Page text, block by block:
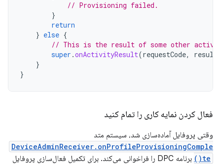
// Provisioning failed.
}
return
} else {
// This is the result of some other
super .onActivityResult(requestCode,
}
}
فعال کردن نمایه کاری را تمام کنید
وقتی پروفایل آماده‌سازی شد، سیستم متد
DeviceAdminReceiver.onProfileProvisioningComple
te()
برنامه DPC را فراخوانی می‌کند. برای تکمیل فعال‌سازی پروفایل